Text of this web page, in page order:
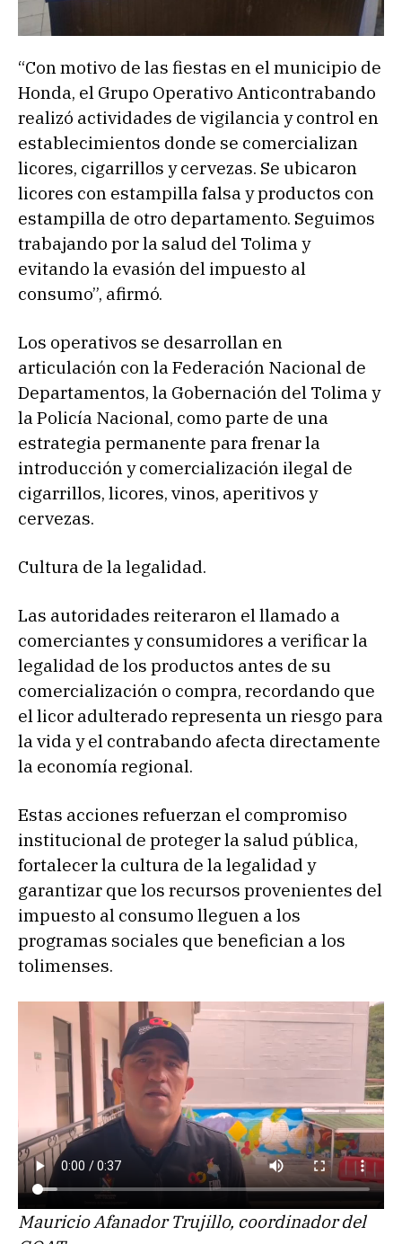
“Con motivo de las fiestas en el municipio de
Honda, el Grupo Operativo Anticontrabando
realizó actividades de vigilancia y control en
establecimientos donde se comercializan
licores, cigarrillos y cervezas. Se ubicaron
licores con estampilla falsa y productos con
estampilla de otro departamento. Seguimos
trabajando por la salud del Tolima y
evitando la evasión del impuesto al
consumo”, afirmó.
Los operativos se desarrollan en
articulación con la Federación Nacional de
Departamentos, la Gobernación del Tolima y
la Policía Nacional, como parte de una
estrategia permanente para frenar la
introducción y comercialización ilegal de
cigarrillos, licores, vinos, aperitivos y
cervezas.
Cultura de la legalidad.
Las autoridades reiteraron el llamado a
comerciantes y consumidores a verificar la
legalidad de los productos antes de su
comercialización o compra, recordando que
el licor adulterado representa un riesgo para
la vida y el contrabando afecta directamente
la economía regional.
Estas acciones refuerzan el compromiso
institucional de proteger la salud pública,
fortalecer la cultura de la legalidad y
garantizar que los recursos provenientes del
impuesto al consumo lleguen a los
programas sociales que benefician a los
tolimenses.
Mauricio Afanador Trujillo, coordinador del